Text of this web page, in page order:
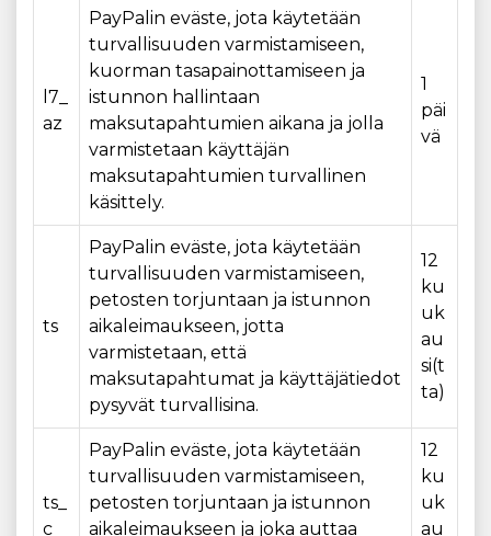
l7_
az
PayPalin eväste, jota käytetään
turvallisuuden varmistamiseen,
kuorman tasapainottamiseen ja
istunnon hallintaan
maksutapahtumien aikana ja jolla
varmistetaan käyttäjän
maksutapahtumien turvallinen
käsittely.
1
päi
vä
ts
PayPalin eväste, jota käytetään
turvallisuuden varmistamiseen,
petosten torjuntaan ja istunnon
aikaleimaukseen, jotta
varmistetaan, että
maksutapahtumat ja käyttäjätiedot
pysyvät turvallisina.
12
ku
uk
au
si(t
ta)
ts_
c
PayPalin eväste, jota käytetään
turvallisuuden varmistamiseen,
petosten torjuntaan ja istunnon
aikaleimaukseen ja joka auttaa
12
ku
uk
au